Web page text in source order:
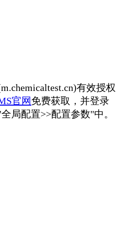
有效授权
官网免费获取，并登录
局配置>>配置参数"中。